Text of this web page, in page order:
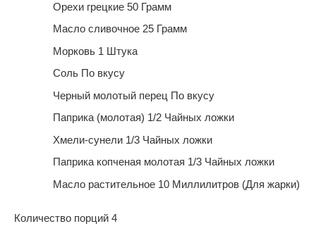
Орехи грецкие 50 Грамм
Масло сливочнoe 25 Грамм
Морковь 1 Штука
Соль По вкусу
Черный молотый перец По вкусу
Паприка (молотая) 1/2 Чайных ложки
Хмели-сунели 1/3 Чайных ложки
Паприка копченая молотая 1/3 Чайных ложки
Масло растительное 10 Миллилитров (Для жарки)
Количество порций 4